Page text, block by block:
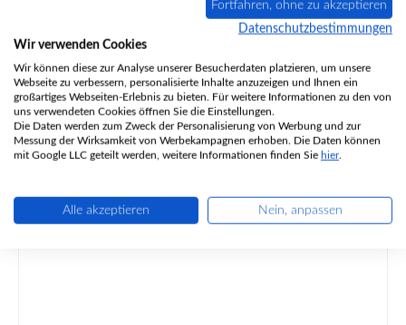
Regulärer Preis:
84,08 €
Sofort verfügbar, Lieferzeit: 2-4 Tage
Details
Fortfahren, ohne zu akzeptieren
Datenschutzbestimmungen
Wir verwenden Cookies
Wir können diese zur Analyse unserer Besucherdaten platzieren, um unsere
Webseite zu verbessern, personalisierte Inhalte anzuzeigen und Ihnen ein
großartiges Webseiten-Erlebnis zu bieten. Für weitere Informationen zu den von
uns verwendeten Cookies öffnen Sie die Einstellungen.
Die Daten werden zum Zweck der Personalisierung von Werbung und zur
Messung der Wirksamkeit von Werbekampagnen erhoben. Die Daten können
mit Google LLC geteilt werden, weitere Informationen finden Sie hier.
Alle akzeptieren Nein, anpassen